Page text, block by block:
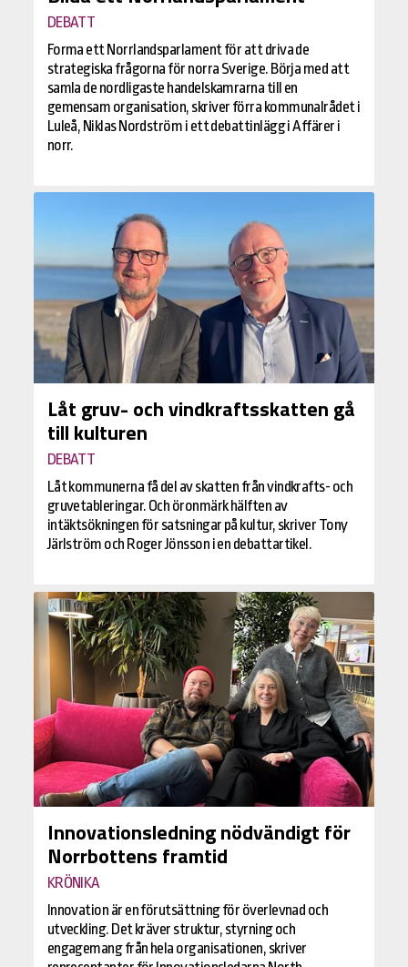
DEBATT
Forma ett Norrlandsparlament för att driva de
strategiska frågorna för norra Sverige. Börja med att
samla de nordligaste handelskamrarna till en
gemensam organisation, skriver förra kommunalrådet i
Luleå, Niklas Nordström i ett debattinlägg i Affärer i
norr.
Låt gruv- och vindkraftsskatten gå
till kulturen
DEBATT
Låt kommunerna få del av skatten från vindkrafts- och
gruvetableringar. Och öronmärk hälften av
intäktsökningen för satsningar på kultur, skriver Tony
Järlström och Roger Jönsson i en debattartikel.
Innovationsledning nödvändigt för
Norrbottens framtid
KRÖNIKA
Innovation är en förutsättning för överlevnad och
utveckling. Det kräver struktur, styrning och
engagemang från hela organisationen, skriver